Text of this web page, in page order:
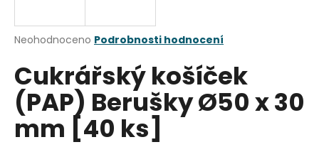
Průměrné
produktu
je
0,0
z
5
hvězdiček.
Neohodnoceno Podrobnosti hodnocení
Cukrářský košíček
(PAP) Berušky Ø50 x 30
mm [40 ks]
j
t
?